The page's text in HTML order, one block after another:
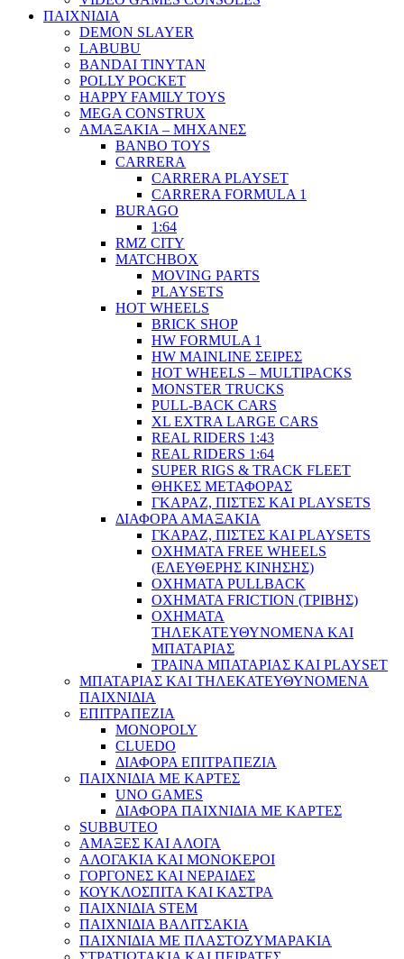
ΠΑΙΧΝΙΔΙΑ
DEMON SLAYER
LABUBU
BANDAI TINYTAN
POLLY POCKET
HAPPY FAMILY TOYS
MEGA CONSTRUX
ΑΜΑΞΑΚΙΑ – ΜΗΧΑΝΕΣ
BANBO TOYS
CARRERA
CARRERA PLAYSET
CARRERA FORMULA 1
BURAGO
1:64
RMZ CITY
MATCHBOX
MOVING PARTS
PLAYSETS
HOT WHEELS
BRICK SHOP
HW FORMULA 1
HW MAINLINE ΣΕΙΡΕΣ
HOT WHEELS – MULTIPACKS
MONSTER TRUCKS
PULL-BACK CARS
XL EXTRA LARGE CARS
REAL RIDERS 1:43
REAL RIDERS 1:64
SUPER RIGS & TRACK FLEET
ΘΗΚΕΣ ΜΕΤΑΦΟΡΑΣ
ΓΚΑΡΑΖ, ΠΙΣΤΕΣ ΚΑΙ PLAYSETS
ΔΙΑΦΟΡΑ ΑΜΑΞΑΚΙΑ
ΓΚΑΡΑΖ, ΠΙΣΤΕΣ ΚΑΙ PLAYSETS
ΟΧΗΜΑΤΑ FREE WHEELS
(ΕΛΕΥΘΕΡΗΣ ΚΙΝΗΣΗΣ)
ΟΧΗΜΑΤΑ PULLBACK
ΟΧΗΜΑΤΑ FRICTION (ΤΡΙΒΗΣ)
ΟΧΗΜΑΤΑ
ΤΗΛΕΚΑΤΕΥΘΥΝΟΜΕΝΑ ΚΑΙ
ΜΠΑΤΑΡΙΑΣ
ΤΡΑΙΝΑ ΜΠΑΤΑΡΙΑΣ ΚΑΙ PLAYSET
ΜΠΑΤΑΡΙΑΣ ΚΑΙ ΤΗΛΕΚΑΤΕΥΘΥΝΟΜΕΝΑ
ΠΑΙΧΝΙΔΙΑ
ΕΠΙΤΡΑΠΕΖΙΑ
MONOPOLY
CLUEDO
ΔΙΑΦΟΡΑ ΕΠΙΤΡΑΠΕΖΙΑ
ΠΑΙΧΝΙΔΙΑ ΜΕ ΚΑΡΤΕΣ
UNO GAMES
ΔΙΑΦΟΡΑ ΠΑΙΧΝΙΔΙΑ ΜΕ ΚΑΡΤΕΣ
SUBBUTEO
ΑΜΑΞΕΣ ΚΑΙ ΑΛΟΓΑ
ΑΛΟΓΑΚΙΑ ΚΑΙ ΜΟΝΟΚΕΡΟΙ
ΓΟΡΓΟΝΕΣ ΚΑΙ ΝΕΡΑΙΔΕΣ
ΚΟΥΚΛΟΣΠΙΤΑ ΚΑΙ ΚΑΣΤΡΑ
ΠΑΙΧΝΙΔΙΑ STEM
ΠΑΙΧΝΙΔΙΑ ΒΑΛΙΤΣΑΚΙΑ
ΠΑΙΧΝΙΔΙΑ ΜΕ ΠΛΑΣΤΟΖΥΜΑΡΑΚΙΑ